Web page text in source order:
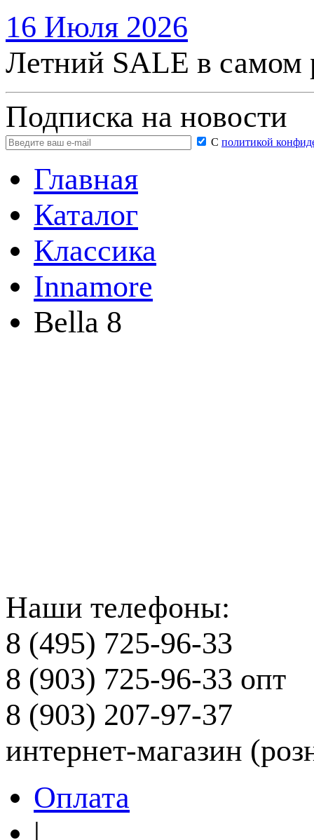
16 Июля 2026
Летний SALE в самом
Подписка на новости
С политикой
Главная
Каталог
Классика
Innamore
Bella 8
Наши телефоны:
8 (495) 725-96-33
8 (903) 725-96-33 опт
8 (903) 207-97-37
интернет-магазин
Оплата